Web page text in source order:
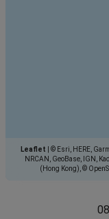
Leaflet
© Esri, HERE,
NRCAN, GeoBase, IGN,
(Hong Kong), ©